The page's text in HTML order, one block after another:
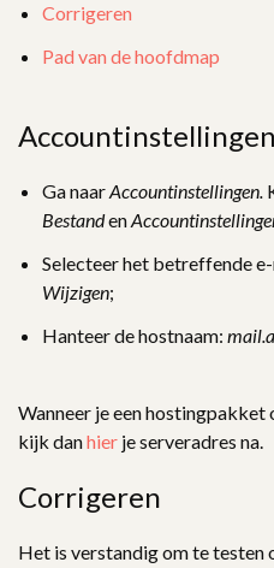
Corrigeren
Pad van de hoofdmap
Accountinstellingen
Ga naarAccountinstellingen.
Bestanden
Selecteer het betreffende
Wijzigen;
Hanteer de hostnaam:
Wanneer je een hostingpakket
kijk danhier je serveradres na.
Corrigeren
Het is verstandig om te